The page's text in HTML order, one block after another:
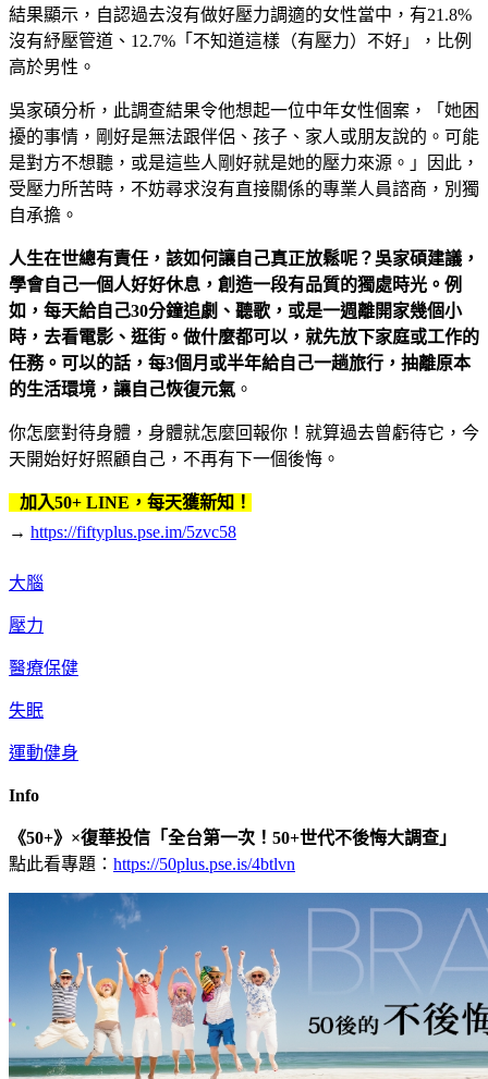
結果顯示，自認過去沒有做好壓力調適的女性當中，有21.8%
沒有紓壓管道、12.7%「不知道這樣（有壓力）不好」，比例
高於男性。
吳家碩分析，此調查結果令他想起一位中年女性個案，「她困
擾的事情，剛好是無法跟伴侶、孩子、家人或朋友說的。可能
是對方不想聽，或是這些人剛好就是她的壓力來源。」因此，
受壓力所苦時，不妨尋求沒有直接關係的專業人員諮商，別獨
自承擔。
人生在世總有責任，該如何讓自己真正放鬆呢？吳家碩建議，
學會自己一個人好好休息，創造一段有品質的獨處時光。例
如，每天給自己30分鐘追劇、聽歌，或是一週離開家幾個小
時，去看電影、逛街。做什麼都可以，就先放下家庭或工作的
任務。可以的話，每3個月或半年給自己一趟旅行，抽離原本
的生活環境，讓自己恢復元氣 。
你怎麼對待身體，身體就怎麼回報你！就算過去曾虧待它，今
天開始好好照顧自己，不再有下一個後悔。
加入50+ LINE，每天獲新知！
→ https://fiftyplus.pse.im/5zvc58
大腦
壓力
醫療保健
失眠
運動健身
Info
《50+》×復華投信「全台第一次！50+世代不後悔大調查」
點此看專題： https://50plus.pse.is/4btlvn